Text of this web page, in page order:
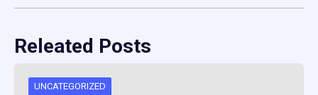
Releated Posts
UNCATEGORIZED